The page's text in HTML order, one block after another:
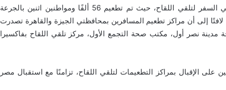
شهدت إقبالاً كثيفًا اليوم من المواطنين والراغبين في السفر لتلقي اللقاح، حيث تم تطعيم 56 ألفًا ومواطنين اثنين بالجرعة
بالجرعة الثانية، لافتًا إلى أن مراكز تطعيم المسافرين بمحافظتي الجيزة والقاهرة تصدرت
نصر أول، مكتب صحة التجمع الأول، مركز تلقي اللقاح بفاكسيرا
الإقبال بمراكز التطعيمات لتلقي اللقاح، تزامنًا مع استقبال مصر